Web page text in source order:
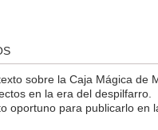
sobre la Caja Mágica de
en la era del despilfarro.
oportuno para publicarlo en